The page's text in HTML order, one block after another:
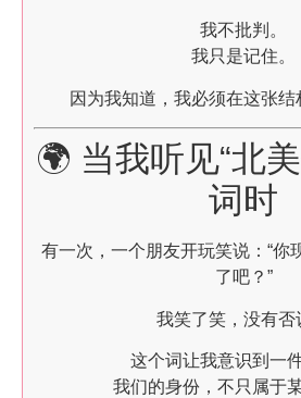
我不批判。
我只是记住。
因为我知道，我必须在这张结
🌍 当我听见“北
词时
有一次，一个朋友开玩笑说：“你
了吧？”
我笑了笑，没有否
这个词让我意识到
我们的身份，不只属于